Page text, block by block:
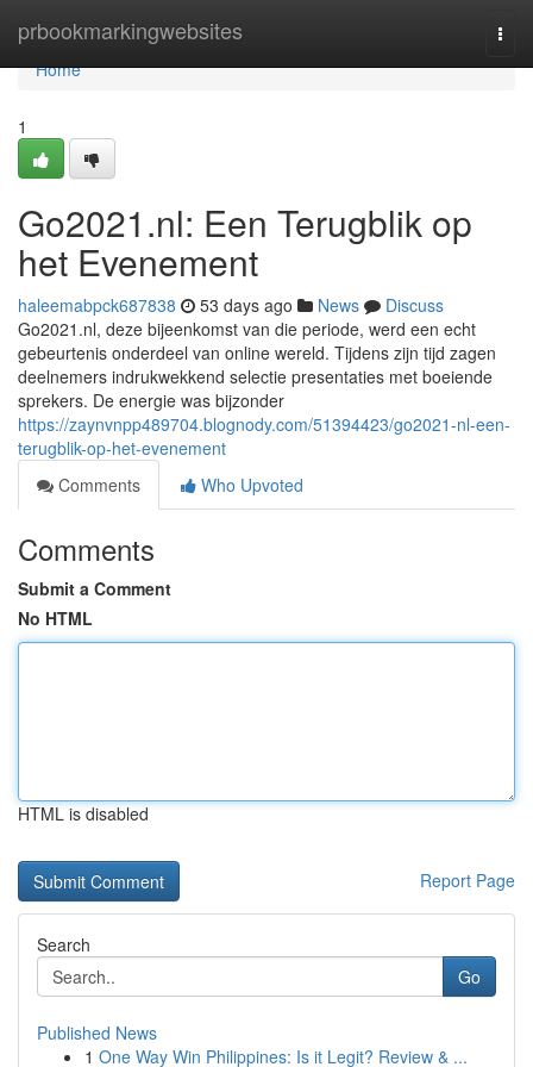
prbookmarkingwebsites
Home
Home
1
Go2021.nl: Een Terugblik op
het Evenement
haleemabpck687838 53 days ago News
Discuss
Go2021.nl, deze bijeenkomst van die periode, werd een echt
gebeurtenis onderdeel van online wereld. Tijdens zijn tijd zagen
deelnemers indrukwekkend selectie presentaties met boeiende
sprekers. De energie was bijzonder
https://zaynvnpp489704.blognody.com/51394423/go2021-nl-een-
terugblik-op-het-evenement
Comments
Who Upvoted
Comments
Submit a Comment
No HTML
HTML is disabled
Report Page
Search
Go
Published News
1 One Way Win Philippines: Is it Legit? Review & ...